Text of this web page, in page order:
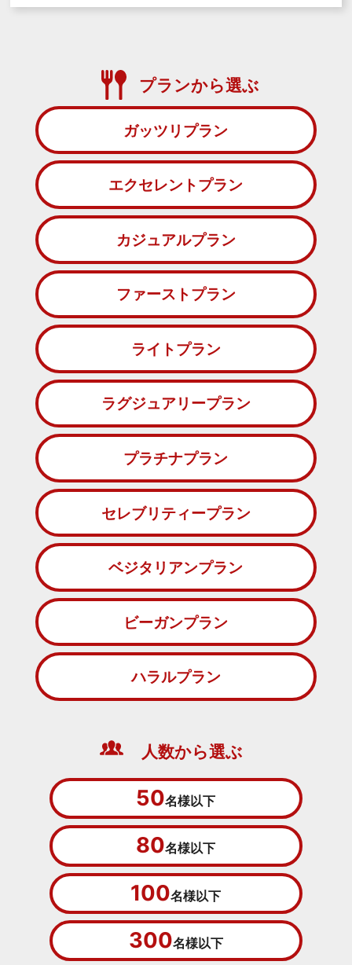
プランから選ぶ
ガッツリプラン
エクセレントプラン
カジュアルプラン
ファーストプラン
ライトプラン
ラグジュアリープラン
プラチナプラン
セレブリティープラン
ベジタリアンプラン
ビーガンプラン
ハラルプラン
人数から選ぶ
50名様以下
80名様以下
100名様以下
300名様以下